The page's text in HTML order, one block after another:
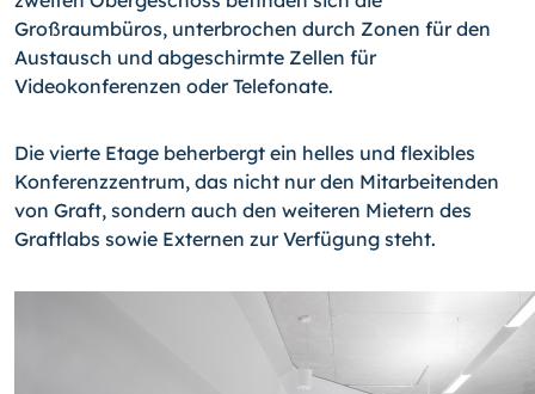
Großraumbüros, unterbrochen durch Zonen für den
Austausch und abgeschirmte Zellen für
Videokonferenzen oder Telefonate.
Die vierte Etage beherbergt ein helles und flexibles
Konferenzzentrum, das nicht nur den Mitarbeitenden
von Graft, sondern auch den weiteren Mietern des
Graftlabs sowie Externen zur Verfügung steht.